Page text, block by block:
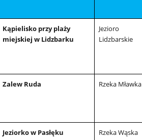
Kąpielisko przy plaży
miejskiej w Lidzbarku
Jezioro
Lidzbarskie
Zalew Ruda Rzeka Mławka
Jeziorko w Pasłęku Rzeka Wąska